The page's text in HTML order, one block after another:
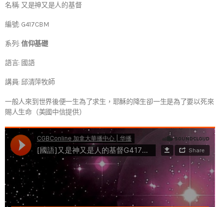
名稱: 又是神又是人的基督
編號: G417CBM
系列: 信仰基礎
語言: 國語
講員: 邱清萍牧師
一般人來到世界後便一生為了求生，耶穌的降生卻一生是為了要以死來
賜人生命（美國中信提供）